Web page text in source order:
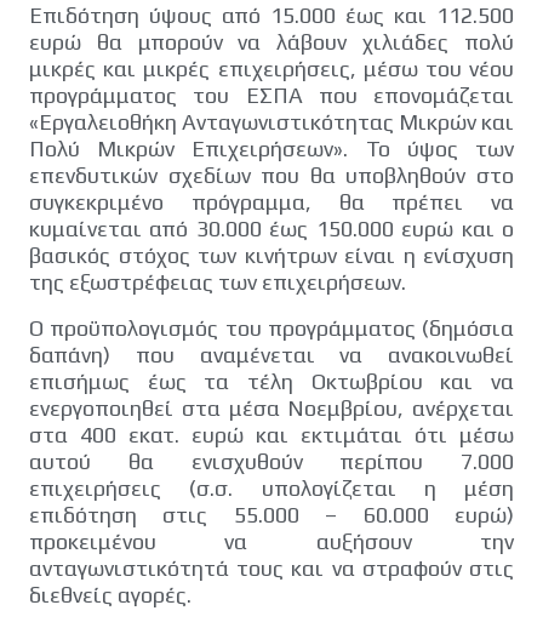
Επιδότηση ύψους από 15.000 έως και 112.500
ευρώ θα μπορούν να λάβουν χιλιάδες πολύ
μικρές και μικρές επιχειρήσεις, μέσω του νέου
προγράμματος του ΕΣΠΑ που επονομάζεται
«Εργαλειοθήκη Ανταγωνιστικότητας Μικρών και
Πολύ Μικρών Επιχειρήσεων». Το ύψος των
επενδυτικών σχεδίων που θα υποβληθούν στο
συγκεκριμένο πρόγραμμα, θα πρέπει να
κυμαίνεται από 30.000 έως 150.000 ευρώ και ο
βασικός στόχος των κινήτρων είναι η ενίσχυση
της εξωστρέφειας των επιχειρήσεων.
Ο προϋπολογισμός του προγράμματος (δημόσια
δαπάνη) που αναμένεται να ανακοινωθεί
επισήμως έως τα τέλη Οκτωβρίου και να
ενεργοποιηθεί στα μέσα Νοεμβρίου, ανέρχεται
στα 400 εκατ. ευρώ και εκτιμάται ότι μέσω
αυτού θα ενισχυθούν περίπου 7.000
επιχειρήσεις (σ.σ. υπολογίζεται η μέση
επιδότηση στις 55.000 – 60.000 ευρώ)
προκειμένου να αυξήσουν την
ανταγωνιστικότητά τους και να στραφούν στις
διεθνείς αγορές.